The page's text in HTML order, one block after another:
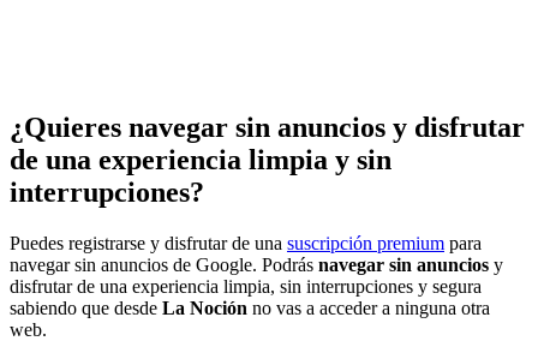
¿Quieres navegar sin anuncios y disfrutar
de una experiencia limpia y sin
interrupciones?
Puedes registrarse y disfrutar de una suscripción premium para
navegar sin anuncios de Google. Podrás navegar sin anuncios y
disfrutar de una experiencia limpia, sin interrupciones y segura
sabiendo que desde La Noción no vas a acceder a ninguna otra
web.